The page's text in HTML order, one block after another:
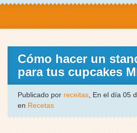
Cómo hacer un
para tus cupcakes
Publicado por receitas, En el día 05
en Recetas